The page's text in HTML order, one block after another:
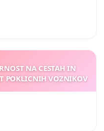
NA CESTAH IN
POKLICNIH VOZNIKOV